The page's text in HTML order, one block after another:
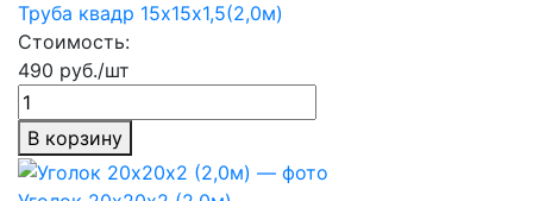
Труба квадр 15х15х1,5(2,0м)
Стоимость:
490 руб./шт
В корзину